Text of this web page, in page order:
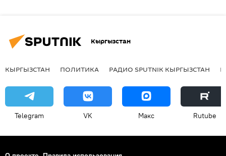
Кыргызстан
КЫРГЫЗСТАН ПОЛИТИКА РАДИО SPUTNIK КЫРГЫЗСТАН
Telegram VK Макс Rutube